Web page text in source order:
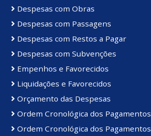
Despesas com Obras
Despesas com Passagens
Despesas com Restos a Pagar
Despesas com Subvenções
Empenhos e Favorecidos
Liquidações e Favorecidos
Orçamento das Despesas
Ordem Cronológica dos Pagamentos
Ordem Cronológica dos Pagamentos